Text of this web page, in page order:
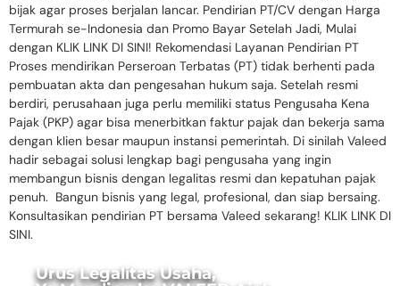
bijak agar proses berjalan lancar. Pendirian PT/CV dengan Harga
Termurah se-Indonesia dan Promo Bayar Setelah Jadi, Mulai
dengan KLIK LINK DI SINI! Rekomendasi Layanan Pendirian PT
Proses mendirikan Perseroan Terbatas (PT) tidak berhenti pada
pembuatan akta dan pengesahan hukum saja. Setelah resmi
berdiri, perusahaan juga perlu memiliki status Pengusaha Kena
Pajak (PKP) agar bisa menerbitkan faktur pajak dan bekerja sama
dengan klien besar maupun instansi pemerintah. Di sinilah Valeed
hadir sebagai solusi lengkap bagi pengusaha yang ingin
membangun bisnis dengan legalitas resmi dan kepatuhan pajak
penuh. Bangun bisnis yang legal, profesional, dan siap bersaing.
Konsultasikan pendirian PT bersama Valeed sekarang! KLIK LINK DI
SINI.
Urus Legalitas Usaha,